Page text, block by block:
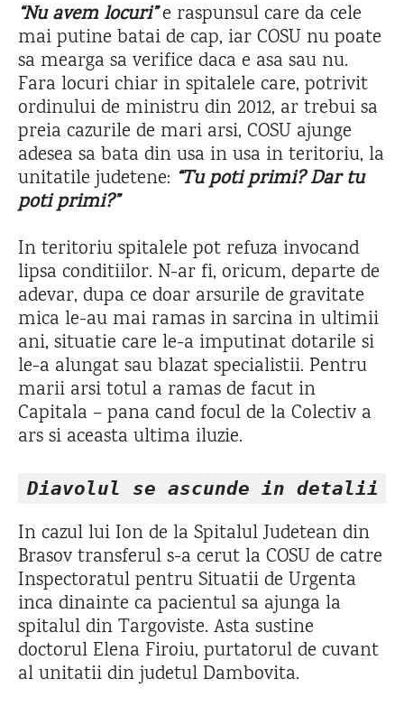
“Nu avem locuri”e raspunsul care da cele
mai putine batai de cap, iar COSU nu poate
sa mearga sa verifice daca e asa sau nu.
Fara locuri chiar in spitalele care, potrivit
ordinului de ministru din 2012, ar trebui sa
preia cazurile de mari arsi, COSU ajunge
adesea sa bata din usa in usa in teritoriu, la
unitatile judetene: “Tu poti primi? Dar tu
poti primi?”
In teritoriu spitalele pot refuza invocand
lipsa conditiilor. N-ar fi, oricum, departe de
adevar, dupa ce doar arsurile de gravitate
mica le-au mai ramas in sarcina in ultimii
ani, situatie care le-a imputinat dotarile si
le-a alungat sau blazat specialistii. Pentru
marii arsi totul a ramas de facut in
Capitala – pana cand focul de la Colectiv a
ars si aceasta ultima iluzie.
Diavolul se ascunde in detalii
In cazul lui Ion de la Spitalul Judetean din
Brasov transferul s-a cerut la COSU de catre
Inspectoratul pentru Situatii de Urgenta
inca dinainte ca pacientul sa ajunga la
spitalul din Targoviste. Asta sustine
doctorul Elena Firoiu, purtatorul de cuvant
al unitatii din judetul Dambovita.